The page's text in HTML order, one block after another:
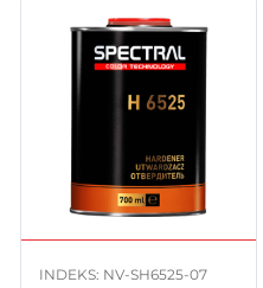
INDEKS: NV-SH6525-07